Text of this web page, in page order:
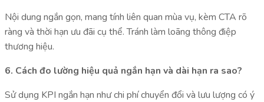
Nội dung ngắn gọn, mang tính liên quan mùa vụ, kèm CTA rõ
ràng và thời hạn ưu đãi cụ thể. Tránh làm loãng thông điệp
thương hiệu.
6. Cách đo lường hiệu quả ngắn hạn và dài hạn ra sao?
Sử dụng KPI ngắn hạn như chi phí chuyển đổi và lưu lượng có ý